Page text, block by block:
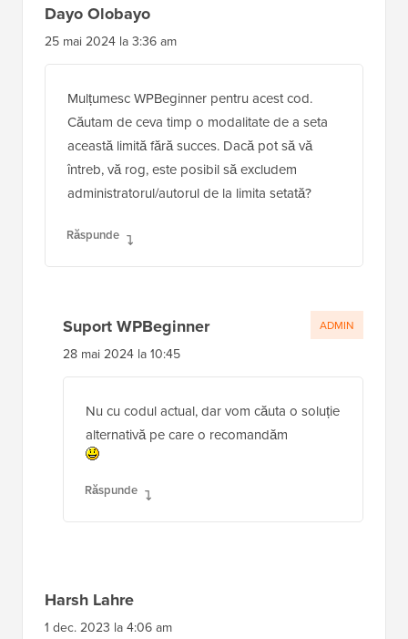
Dayo Olobayo
25 mai 2024 la 3:36 am
Mulțumesc WPBeginner pentru acest cod.
Căutam de ceva timp o modalitate de a seta
această limită fără succes. Dacă pot să vă
întreb, vă rog, este posibil să excludem
administratorul/autorul de la limita setată?
Răspunde
Suport WPBeginner
28 mai 2024 la 10:45
Nu cu codul actual, dar vom căuta o soluție
alternativă pe care o recomandăm
Răspunde
ADMIN
Harsh Lahre
1 dec. 2023 la 4:06 am